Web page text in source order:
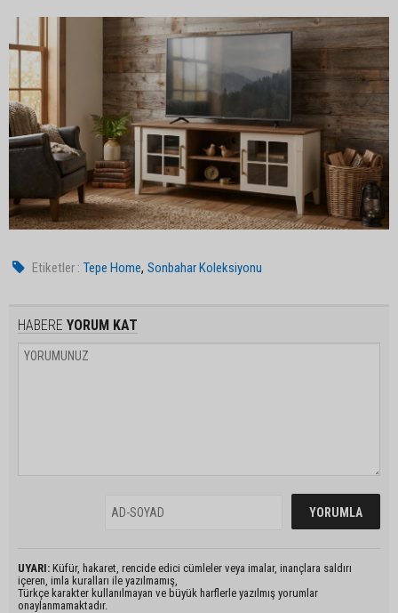
Etiketler : Tepe Home,Sonbahar Koleksiyonu
HABERE YORUM KAT
UYARI: Küfür, hakaret, rencide edici cümleler veya imalar, inançlara saldırı
içeren, imla kuralları ile yazılmamış,
Türkçe karakter kullanılmayan ve büyük harflerle yazılmış yorumlar
onaylanmamaktadır.